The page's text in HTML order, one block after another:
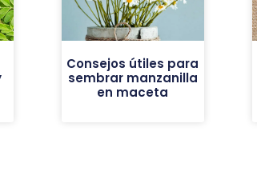
Consejos útiles para
sembrar manzanilla
en maceta